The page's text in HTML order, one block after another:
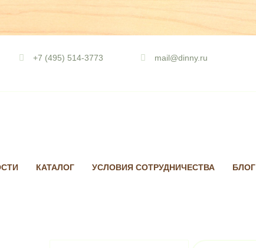
to
+7 (495) 514-3773 mail@dinny.ru
КАТАЛОГ УСЛОВИЯ СОТРУДНИЧЕСТВА БЛОГ